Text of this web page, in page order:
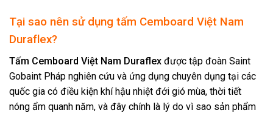
Tại sao nên sử dụng tấm Cemboard Việt Nam
Duraflex?
Tấm Cemboard Việt Nam Duraflex được tập đoàn Saint
Gobaint Pháp nghiên cứu và ứng dụng chuyên dụng tại các
quốc gia có điều kiện khí hậu nhiệt đới gió mùa, thời tiết
nóng ẩm quanh năm, và đây chính là lý do vì sao sản phẩm